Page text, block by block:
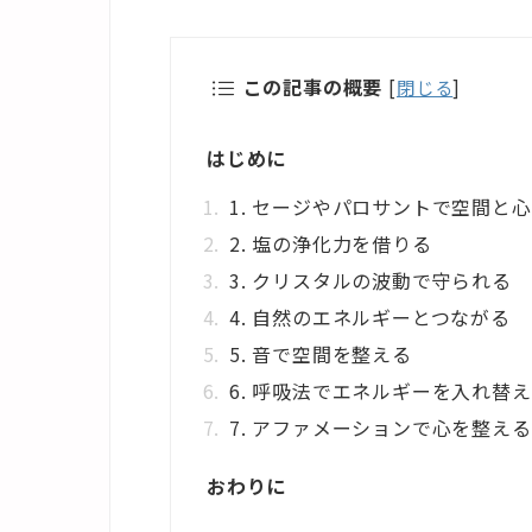
この記事の概要 [閉じる]
はじめに
1. セージやパロサントで空間と
2. 塩の浄化力を借りる
3. クリスタルの波動で守られる
4. 自然のエネルギーとつながる
5. 音で空間を整える
6. 呼吸法でエネルギーを入れ替
7. アファメーションで心を整える
おわりに